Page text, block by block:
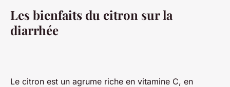
Les bienfaits du citron sur la
diarrhée
Le citron est un agrume riche en vitamine C, en